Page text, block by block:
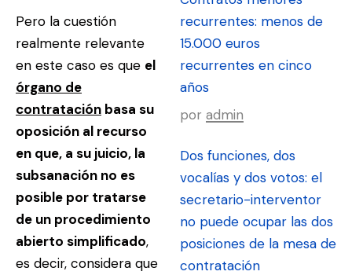
Pero la cuestión
realmente relevante
en este caso es que el
órgano de
contratación basa su
oposición al recurso
en que, a su juicio, la
subsanación no es
posible por tratarse
de un procedimiento
abierto simplificado,
es decir, considera que
recurrentes: menos de
15.000 euros
recurrentes en cinco
años
por admin
Dos funciones, dos
vocalías y dos votos: el
secretario-interventor
no puede ocupar las dos
posiciones de la mesa de
contratación